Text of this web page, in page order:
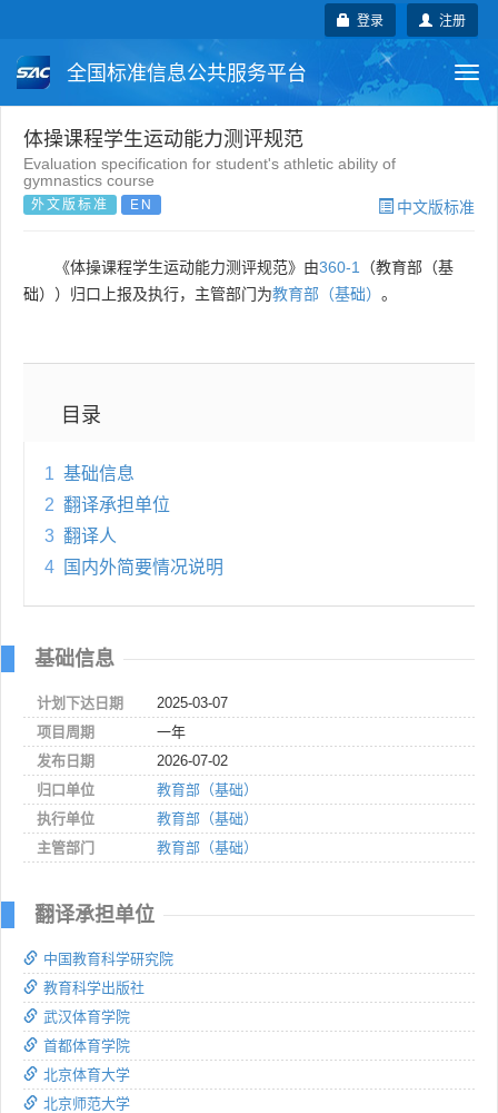
注册
登录
全国标准信息公共服务平台
国家标准 行业标准
团体标准
体操课程学生运动能力测评规范
Evaluation specification for student's athletic ability of
gymnastics course
外文版标准 EN 中文版标准
《体操课程学生运动能力测评规范》由360-1
（教育部（基
础））归口上报及执行，主管部门为教育部（基础） 。
目录
1 基础信息
2 翻译承担单位
3 翻译人
4
国内外简要情况说明
基础信息
计划下达日期
2025-03-07
项目周期
一年
发布日期
2026-07-02
归口单位
教育部（基础）
执行单位
教育部（基础）
主管部门
教育部（基础）
翻译承担单位
中国教育科学研究院
教育科学出版社
武汉体育学院
首都体育学院
北京体育大学
北京师范大学